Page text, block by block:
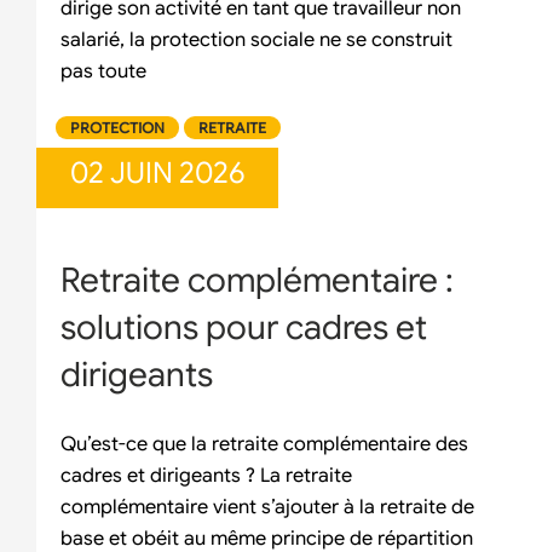
dirige son activité en tant que travailleur non
salarié, la protection sociale ne se construit
pas toute
PROTECTION RETRAITE
02 JUIN 2026
Retraite complémentaire :
solutions pour cadres et
dirigeants
Qu’est-ce que la retraite complémentaire des
cadres et dirigeants ? La retraite
complémentaire vient s’ajouter à la retraite de
base et obéit au même principe de répartition